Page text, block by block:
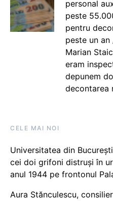
personal
peste
pentru
peste un
Marian
eram
depunem
decontarea
CELE MAI NOI
Universitatea din
cei doi grifoni distruși în
anul 1944 pe frontonul
Aura Stănculescu,